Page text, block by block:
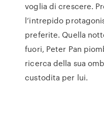
voglia di crescere.
l’intrepido
preferite. Quella
fuori, Peter Pan
ricerca della sua
custodita per lui.